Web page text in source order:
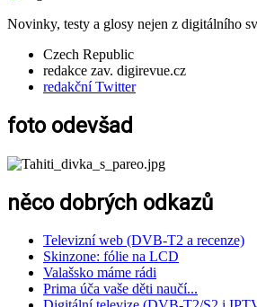
Novinky, testy a glosy nejen z digitálního
Czech Republic
redakce zav. digirevue.cz
redakční Twitter
foto odevšad
něco dobrých odkazů
Televizní web (DVB-T2 a recenze)
Skinzone: fólie na LCD
Valašsko máme rádi
Prima úča vaše děti naučí...